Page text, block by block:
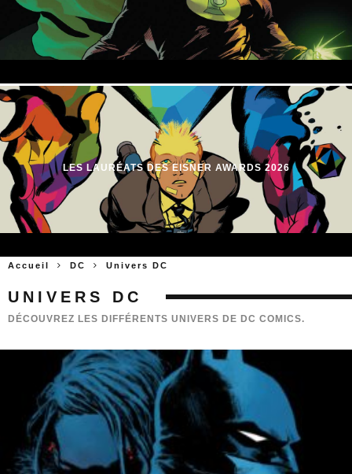
LES LAURÉATS DES EISNER AWARDS 2026
Accueil DC Univers DC
UNIVERS DC
DÉCOUVREZ LES DIFFÉRENTS UNIVERS DE DC COMICS.